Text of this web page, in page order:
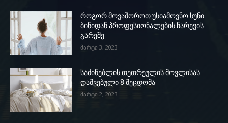
როგორ მოვაშოროთ უსიამოვნო სუნი
ბინიდან პროფესიონალების ჩარევის
გარეშე
მარტი 3, 2023
საძინებლის თეთრეულის მოვლისას
დაშვებული 8 შეცდომა
მარტი 2, 2023